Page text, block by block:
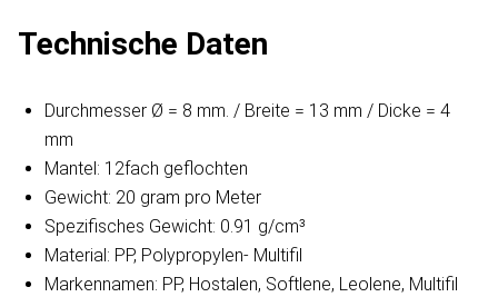
Technische Daten
Durchmesser Ø = 8 mm. / Breite = 13 mm / Dicke = 4
mm
Mantel: 12fach geflochten
Gewicht: 20 gram pro Meter
Spezifisches Gewicht: 0.91 g/cm³
Material: PP, Polypropylen- Multifil
Markennamen: PP, Hostalen, Softlene, Leolene, Multifil